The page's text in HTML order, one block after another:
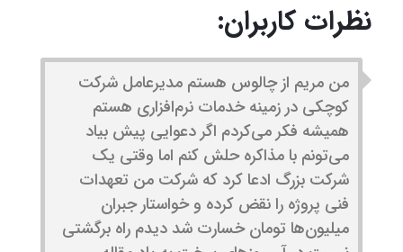
نظرات کاربران:
من مریم از چالوس هستم مدیرعامل شرکت
کوچکی در زمینه خدمات نرم‌افزاری هستم
همیشه فکر می‌کردم اگر دعوایی پیش بیاد
می‌تونم با مذاکره حلش کنم اما وقتی یک
شرکت بزرگ ادعا کرد که شرکت من تعهدات
فنی پروژه را نقض کرده و خواستار جبران
میلیون‌ها تومان خسارت شد دیدم راه برگشتی